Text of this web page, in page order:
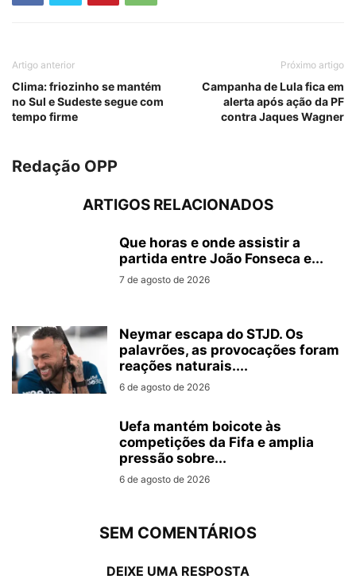
Artigo anterior
Clima: friozinho se mantém
no Sul e Sudeste segue com
tempo firme
Próximo artigo
Campanha de Lula fica em
alerta após ação da PF
contra Jaques Wagner
Redação OPP
ARTIGOS RELACIONADOS
Que horas e onde assistir a
partida entre João Fonseca e...
7 de agosto de 2026
Neymar escapa do STJD. Os
palavrões, as provocações foram
reações naturais....
6 de agosto de 2026
Uefa mantém boicote às
competições da Fifa e amplia
pressão sobre...
6 de agosto de 2026
SEM COMENTÁRIOS
DEIXE UMA RESPOSTA